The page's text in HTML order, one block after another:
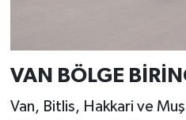
VAN BÖLGE
Van, Bitlis, Hakkari ve